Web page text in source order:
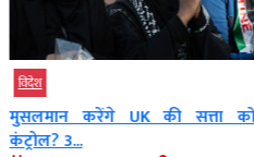
विदेश
मुसलमान करेंगे UK की सत्ता को
कंट्रोल? 3...